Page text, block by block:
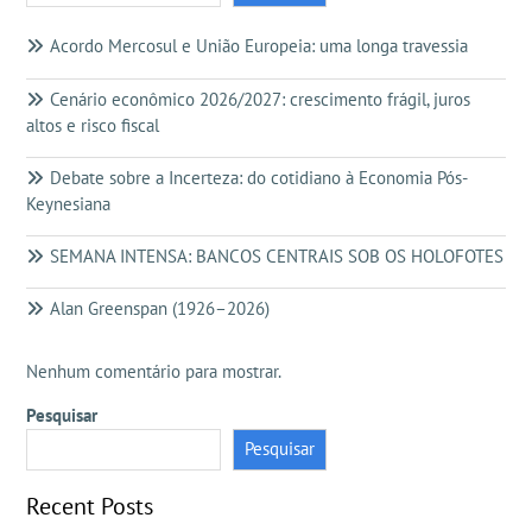
Acordo Mercosul e União Europeia: uma longa travessia
Cenário econômico 2026/2027: crescimento frágil, juros
altos e risco fiscal
Debate sobre a Incerteza: do cotidiano à Economia Pós-
Keynesiana
SEMANA INTENSA: BANCOS CENTRAIS SOB OS HOLOFOTES
Alan Greenspan (1926–2026)
Nenhum comentário para mostrar.
Pesquisar
Pesquisar
Recent Posts